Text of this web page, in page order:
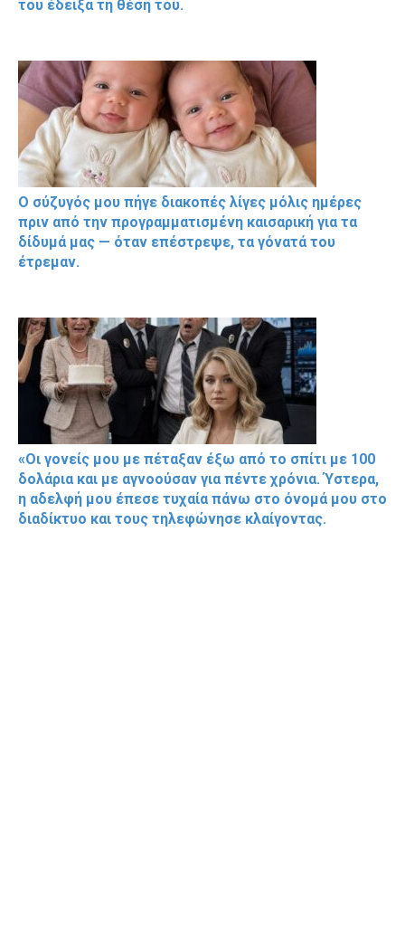
του έδειξα τη θέση του.
Ο σύζυγός μου πήγε διακοπές λίγες μόλις ημέρες
πριν από την προγραμματισμένη καισαρική για τα
δίδυμά μας — όταν επέστρεψε, τα γόνατά του
έτρεμαν.
«Οι γονείς μου με πέταξαν έξω από το σπίτι με 100
δολάρια και με αγνοούσαν για πέντε χρόνια. Ύστερα,
η αδελφή μου έπεσε τυχαία πάνω στο όνομά μου στο
διαδίκτυο και τους τηλεφώνησε κλαίγοντας.